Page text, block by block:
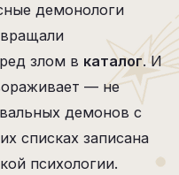
демонологи
злом в каталог. И
— не
демонов с
списках записана
психологии.